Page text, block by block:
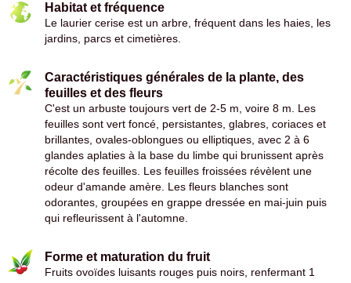
Habitat et fréquence
Le laurier cerise est un arbre, fréquent dans les haies, les
jardins, parcs et cimetières.
Caractéristiques générales de la plante, des
feuilles et des fleurs
C'est un arbuste toujours vert de 2-5 m, voire 8 m. Les
feuilles sont vert foncé, persistantes, glabres, coriaces et
brillantes, ovales-oblongues ou elliptiques, avec 2 à 6
glandes aplaties à la base du limbe qui brunissent après
récolte des feuilles. Les feuilles froissées révèlent une
odeur d'amande amère. Les fleurs blanches sont
odorantes, groupées en grappe dressée en mai-juin puis
qui refleurissent à l'automne.
Forme et maturation du fruit
Fruits ovoïdes luisants rouges puis noirs, renfermant 1